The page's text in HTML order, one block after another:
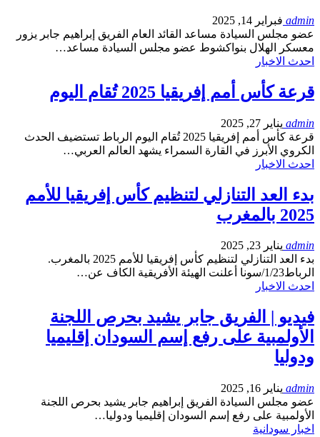
admin فبراير 14, 2025
عضو مجلس السيادة مساعد القائد العام الفريق إبراهيم جابر يزور
معسكر الهلال بنواكشوط عضو مجلس السيادة مساعد…
احدث الاخبار
قرعة كأس أمم إفريقيا 2025 تُقام اليوم
admin يناير 27, 2025
قرعة كأس أمم إفريقيا 2025 تُقام اليوم الرباط تستضيف الحدث
الكروي الأبرز في القارة السمراء يشهد العالم العربي…
احدث الاخبار
بدء العد التنازلي لتنظيم كأس إفريقيا للأمم
2025 بالمغرب
admin يناير 23, 2025
بدء العد التنازلي لتنظيم كأس إفريقيا للأمم 2025 بالمغرب.
الرباط1/23/سونا أعلنت الهيئة الأفريقية الكاف عن…
احدث الاخبار
فيديو | الفريق جابر يشيد بحرص اللجنة
الأولمبية على رفع إسم السودان إقليميا
ودوليا
admin يناير 16, 2025
عضو مجلس السيادة الفريق إبراهيم جابر يشيد بحرص اللجنة
الأولمبية على رفع إسم السودان إقليميا ودوليا…
اخبار سودانية